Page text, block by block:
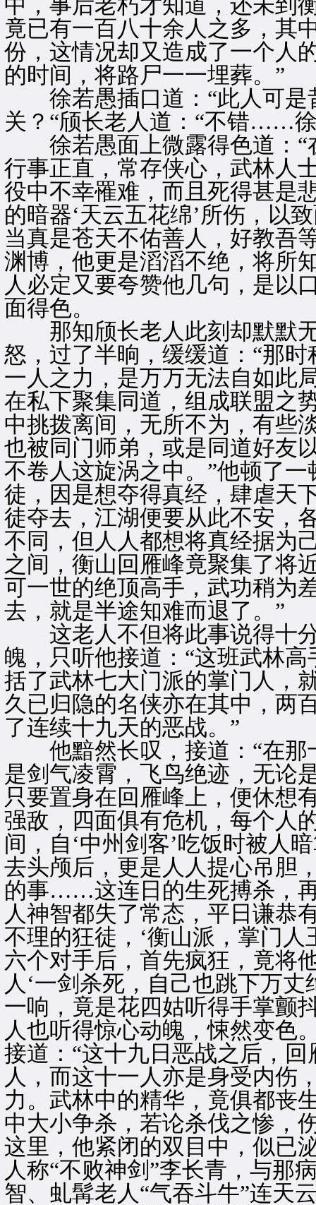
中，事后老朽才知道，还未到
竟已有一百八十余人之多，其
份，这情况却又造成了一个人
的时间，将路尸一一埋葬。”
徐若愚插口道：“此人可是
关？“颀长老人道：“不错……
徐若愚面上微露得色道：“
行事正直，常存侠心，武林人
役中不幸罹难，而且死得甚是
的暗器‘天云五花绵’所伤，
当真是苍天不佑善人，好教吾
渊博，他更是滔滔不绝，将所
人必定又要夸赞他几句，是以
面得色。
那知颀长老人此刻却默默无
怒，过了半晌，缓缓道：“那
一人之力，是万万无法自如此
在私下聚集同道，组成联盟之
中挑拨离间，无所不为，有些
也被同门师弟，或是同道好友
不卷人这旋涡之中。”他顿了
徒，因是想夺得真经，肆虐天
徒夺去，江湖便要从此不安，
不同，但人人都想将真经据为
之间，衡山回雁峰竟聚集了将
可一世的绝顶高手，武功稍为
去，就是半途知难而退了。”
这老人不但将此事说得十分
魄，只听他接道：“这班武林
括了武林七大门派的掌门人，
久已归隐的名侠亦在其中，两
了连续十九天的恶战。”
他黯然长叹，接道：“在那
是剑气凌霄，飞鸟绝迹，无论
只要置身在回雁峰上，便休想
强敌，四面俱有危机，每个人
间，自‘中州剑客’吃饭时被人
去头颅后，更是人人提心吊胆
的事……这连日的生死搏杀，
人神智都失了常态，平日谦恭
不理的狂徒，‘衡山派，掌门
六个对手后，首先疯狂，竟将
人‘一剑杀死，自己也跳下万
一响，竟是花四姑听得手掌颤
人也听得惊心动魄，悚然变色
接道：“这十九日恶战之后，
人，而这十一人亦是身受内伤
力。武林中的精华，竟俱都丧
中大小争杀，若论杀伐之惨，
这里，他紧闭的双目中，似已
人称“不败神剑”李长青，与那
智、虬髯老人“气吞斗牛”连天